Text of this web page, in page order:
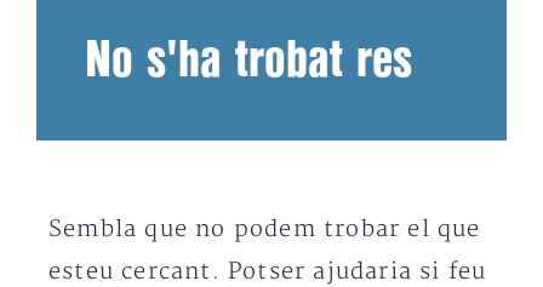
No s'ha trobat res
Sembla que no podem trobar el que
esteu cercant. Potser ajudaria si feu